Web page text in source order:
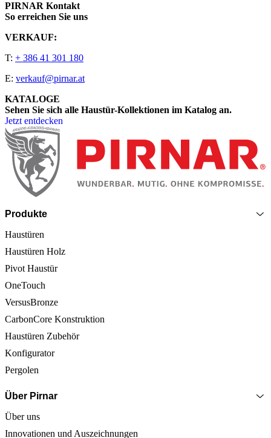
PIRNAR Kontakt
So erreichen Sie uns
VERKAUF:
T: + 386 41 301 180
E: verkauf@pirnar.at
KATALOGE
Sehen Sie sich alle Haustür-Kollektionen im Katalog an.
Jetzt entdecken
Seitenfooter
Produkte
Haustüren
Haustüren Holz
Pivot Haustür
OneTouch
VersusBronze
CarbonCore Konstruktion
Haustüren Zubehör
Konfigurator
Pergolen
Über Pirnar
Über uns
Innovationen und Auszeichnungen